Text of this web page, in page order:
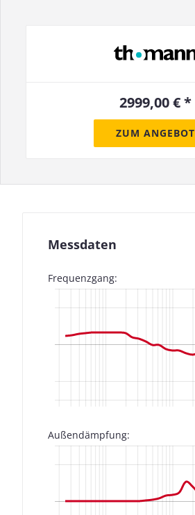
2999,00 € *
ZUM ANGEBOT
Messdaten
Frequenzgang:
Außendämpfung: